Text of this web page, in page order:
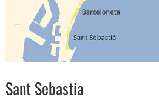
Sant Sebastia